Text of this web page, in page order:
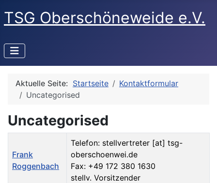
TSG Oberschöneweide e.V.
Aktuelle Seite: Startseite
Kontaktformular
Uncategorised
Uncategorised
Frank
Roggenbach
Telefon: stellvertreter [at] tsg-
oberschoenwei.de
Fax: +49 172 380 1630
stellv. Vorsitzender